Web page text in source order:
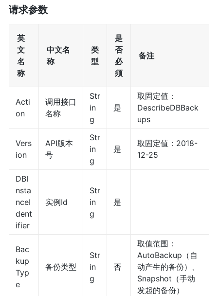
请求参数
英
文
名
称
中文名
称
类
型
是
否
必
须
备注
Acti
on
调用接口
名称
Str
in
g
是
取固定值：
DescribeDBBack
ups
Vers
ion
API版本
号
Str
in
g
是
取固定值：2018-
12-25
DBI
nsta
nceI
dent
ifier
实例Id
Str
in
g
是
Bac
kup
Typ
e
备份类型
Str
in
g
否
取值范围：
AutoBackup（自
动产生的备份）、
Snapshot（手动
发起的备份）